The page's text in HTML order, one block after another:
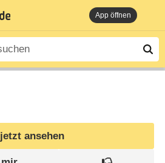
App öffnen
jetzt ansehen